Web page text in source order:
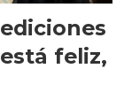
feliz,